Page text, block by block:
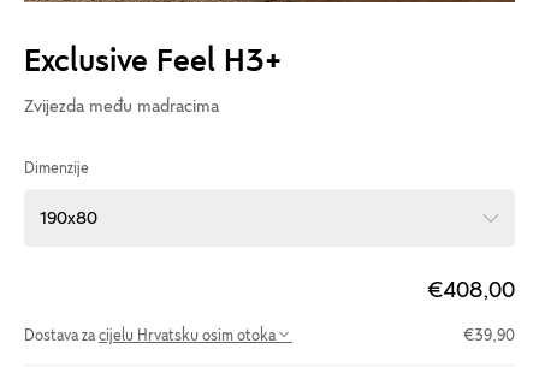
Exclusive Feel H3+
Zvijezda među madracima
Dimenzije
190x80
€408,00
Dostava za cijelu Hrvatsku osim otoka €39,90